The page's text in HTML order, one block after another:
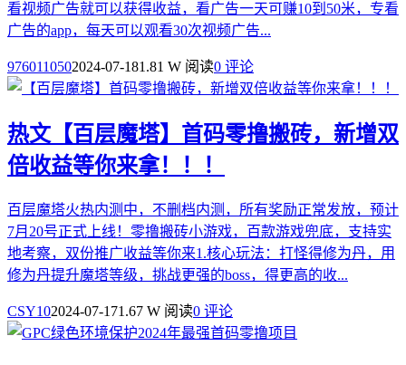
看视频广告就可以获得收益，看广告一天可赚10到50米，专看
广告的app，每天可以观看30次视频广告...
9760110502024-07-181.81 W 阅读0 评论
热文【百层魔塔】首码零撸搬砖，新增双
倍收益等你来拿！！！
百层魔塔火热内测中，不删档内测，所有奖励正常发放，预计
7月20号正式上线！零撸搬砖小游戏，百款游戏兜底，支持实
地考察，双份推广收益等你来1.核心玩法：打怪得修为丹，用
修为丹提升魔塔等级，挑战更强的boss，得更高的收...
CSY102024-07-171.67 W 阅读0 评论